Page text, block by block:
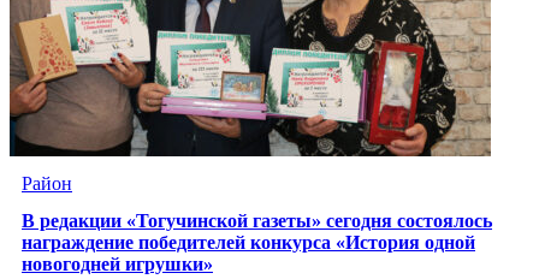
Район
В редакции «Тогучинской газеты» сегодня состоялось
награждение победителей конкурса «История одной
новогодней игрушки»